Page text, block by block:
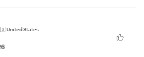
United States